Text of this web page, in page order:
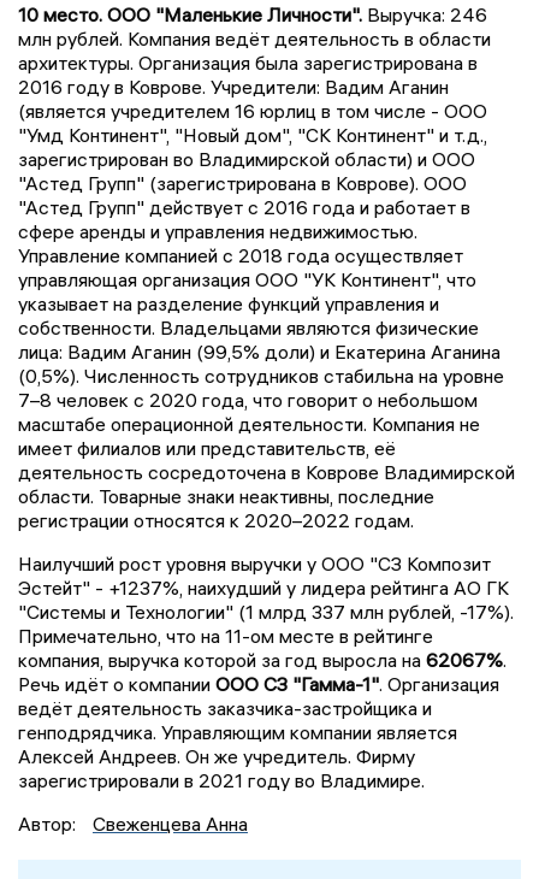
10 место. ООО "Маленькие Личности". Выручка: 246
млн рублей. Компания ведёт деятельность в области
архитектуры. Организация была зарегистрирована в
2016 году в Коврове. Учредители: Вадим Аганин
(является учредителем 16 юрлиц в том числе - ООО
"Умд Континент", "Новый дом", "СК Континент" и т.д.,
зарегистрирован во Владимирской области) и ООО
"Астед Групп" (зарегистрирована в Коврове). ООО
"Астед Групп" действует с 2016 года и работает в
сфере аренды и управления недвижимостью.
Управление компанией с 2018 года осуществляет
управляющая организация ООО "УК Континент", что
указывает на разделение функций управления и
собственности. Владельцами являются физические
лица: Вадим Аганин (99,5% доли) и Екатерина Аганина
(0,5%). Численность сотрудников стабильна на уровне
7–8 человек с 2020 года, что говорит о небольшом
масштабе операционной деятельности. Компания не
имеет филиалов или представительств, её
деятельность сосредоточена в Коврове Владимирской
области. Товарные знаки неактивны, последние
регистрации относятся к 2020–2022 годам.
Наилучший рост уровня выручки у ООО "СЗ Композит
Эстейт" - +1237%, наихудший у лидера рейтинга АО ГК
"Системы и Технологии" (1 млрд 337 млн рублей, -17%).
Примечательно, что на 11-ом месте в рейтинге
компания, выручка которой за год выросла на 62067%.
Речь идёт о компании ООО СЗ "Гамма-1". Организация
ведёт деятельность заказчика-застройщика и
генподрядчика. Управляющим компании является
Алексей Андреев. Он же учредитель. Фирму
зарегистрировали в 2021 году во Владимире.
Автор:
Свеженцева Анна